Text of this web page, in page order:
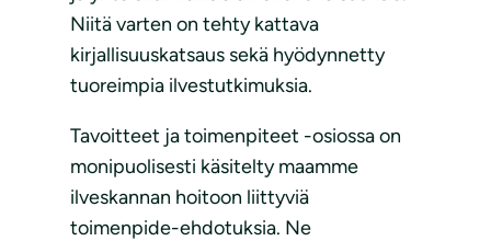
Niitä varten on tehty kattava
kirjallisuuskatsaus sekä hyödynnetty
tuoreimpia ilvestutkimuksia.
Tavoitteet ja toimenpiteet -osiossa on
monipuolisesti käsitelty maamme
ilveskannan hoitoon liittyviä
toimenpide-ehdotuksia. Ne